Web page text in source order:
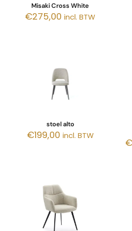
Misaki Cross White
€275,00 incl. BTW
stoel alto
€199,00 incl. BTW
€